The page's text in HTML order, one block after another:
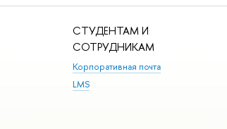
СТУДЕНТАМ И
СОТРУДНИКАМ
Корпоративная почта
LMS